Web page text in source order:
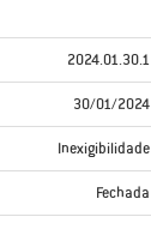
2024.01.30.1
30/01/2024
Inexigibilidade
Fechada